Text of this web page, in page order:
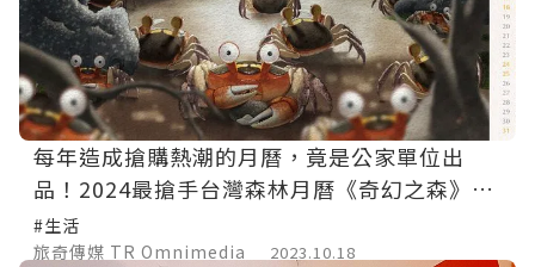
每年造成搶購熱潮的月曆，竟是公家單位出
品！2024最搶手台灣森林月曆《奇幻之森》預
購只到10/20
#生活
旅奇傳媒 TR Omnimedia
2023.10.18